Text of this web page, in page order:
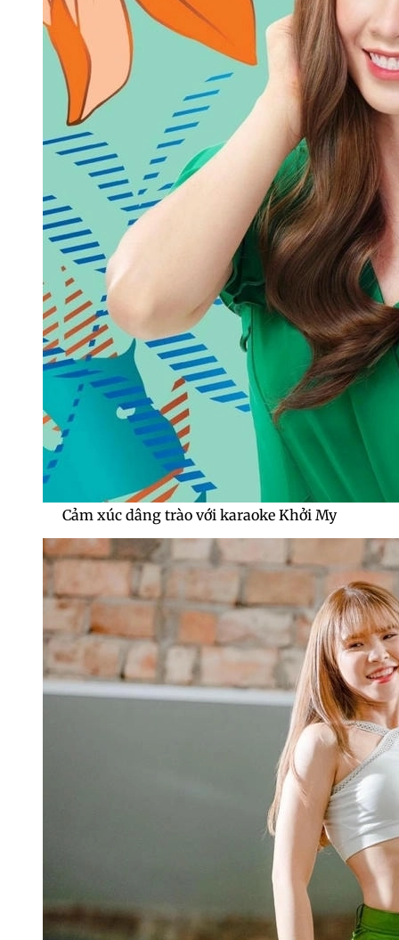
Cảm xúc dâng trào với karaoke Khởi My